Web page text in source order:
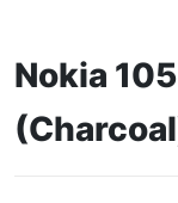
Nokia